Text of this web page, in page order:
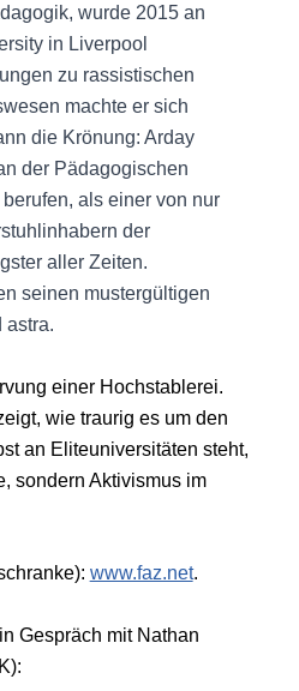
wurde 2015 an
in Liverpool
zu rassistischen
machte er sich
die Krönung: Arday
der Pädagogischen
als einer von nur
der
aller Zeiten.
seinen mustergültigen
astra.
einer Hochstablerei.
wie traurig es um den
an Eliteuniversitäten steht,
sondern Aktivismus im
www.faz.net.
Gespräch mit Nathan